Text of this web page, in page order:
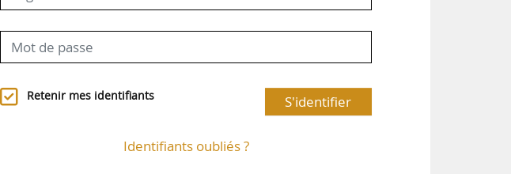
Retenir mes identifiants S'identifier
Identifiants oubliés ?